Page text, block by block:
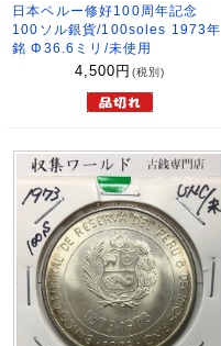
日本ペルー修好100周年記念
100ソル銀貨/100soles 1973年
銘 Φ36.6ミリ/未使用
4,500 円 (税別)